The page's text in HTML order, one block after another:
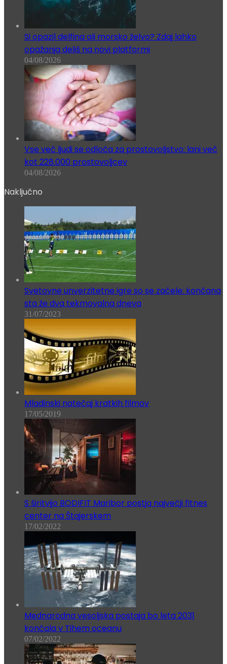
Si opazil delfina ali morsko želvo? Zdaj lahko
opažanja deliš na novi platformi
04/08/2026
Vse več ljudi se odloča za prostovoljstvo: lani več
kot 228.000 prostovoljcev
04/08/2026
Naključno
Svetovne unverzitetne igre so se začele: končana
sta že dva tekmovalna dneva
31/07/2023
Mladinski natečaj kratkih filmov
17/05/2019
S širitvijo BODIFIT Maribor postja največji fitnes
center na Štajerskem
17/02/2022
Mednarodna vesoljska postaja bo leta 2031
končala v Tihem oceanu
07/02/2022